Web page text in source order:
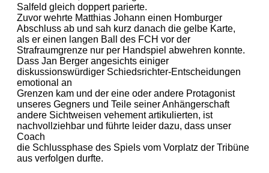
Salfeld gleich doppert parierte.
Zuvor wehrte Matthias Johann einen Homburger
Abschluss ab und sah kurz danach die gelbe Karte,
als er einen langen Ball des FCH vor der
Strafraumgrenze nur per Handspiel abwehren konnte.
Dass Jan Berger angesichts einiger
diskussionswürdiger Schiedsrichter-Entscheidungen
emotional an
Grenzen kam und der eine oder andere Protagonist
unseres Gegners und Teile seiner Anhängerschaft
andere Sichtweisen vehement artikulierten, ist
nachvollziehbar und führte leider dazu, dass unser
Coach
die Schlussphase des Spiels vom Vorplatz der Tribüne
aus verfolgen durfte.